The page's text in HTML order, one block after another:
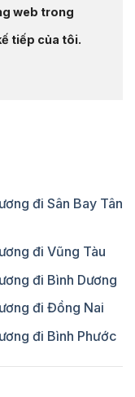
web trong
tiếp của tôi.
đi Sân Bay Tân
đi Vũng Tàu
đi Bình Dương
đi Đồng Nai
đi Bình Phước